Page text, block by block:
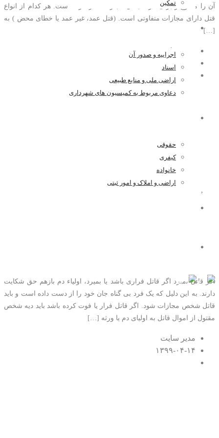
تمکین
اجراییه و صدور آن
اسناد
اراضی ملی و منابع طبیعی
دعاوی مربوط به کمیسیون های شهرداری
حقوقی
کیفری
خانواده
اراضی و املاک و امور ثبتی
آن را ممنوع و برای مرتکب آن مجازات ذکر کرده است. هر کدام از انواع
قتل دارای مجازات متفاوتی است. (قتل عمد، غیر عمد یا خطای محض ) به
[…]
مدیر سایت
۱۳۹۹-۰۵-۰۶
,
بمیرد چیست؟
اگر قاتل بمیرد اگر قاتل فراری باشد یا بمیرد، اولیاء دم بازهم حق شکایت
دارند. به این دلیل که یک فرد بی گناه جان خود را از دست داده است و باید
قاتل شخص مجازات شود. اگر قاتل فرار یا فوت کرده باشد باید دیه شخص
مقتول از اموال قاتل به اولیای دم یا ورثه […]
مدیر سایت
۱۳۹۹-۰۴-۱۴